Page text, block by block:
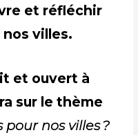
et réfléchir
villes.
et ouvert à
sur le thème
nos villes ?